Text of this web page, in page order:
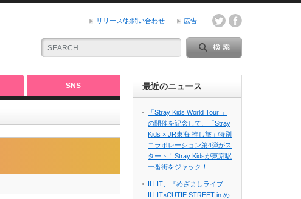
リリース/お問い合わせ 広告
SNS 最近のニュース
「Stray Kids World Tour 」
の開催を記念して、「Stray
Kids × JR東海 推し旅」特別
コラボレーション第4弾がス
タート！Stray Kidsが東京駅
一番街をジャック！
ILLIT、『めざましライブ
ILLIT×CUTIE STREET in め